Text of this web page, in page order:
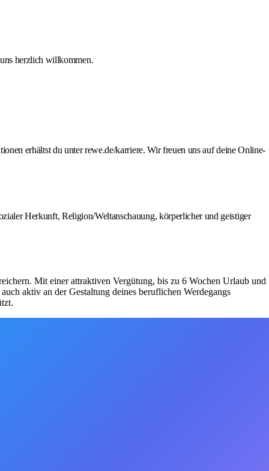
herzlich willkommen.
erhältst du unter rewe.de/karriere. Wir freuen uns auf deine Online-
Herkunft, Religion/Weltanschauung, körperlicher und geistiger
Mit einer attraktiven Vergütung, bis zu 6 Wochen Urlaub und
aktiv an der Gestaltung deines beruflichen Werdegangs